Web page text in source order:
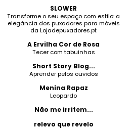
SLOWER
Transforme o seu espaço com estilo: a
elegância dos puxadores para móveis
da Lojadepuxadores.pt
A Ervilha Cor de Rosa
Tecer com tabuinhas
Short Story Blog...
Aprender pelos ouvidos
Menina Rapaz
Leopardo
Não me irritem...
relevo que revelo